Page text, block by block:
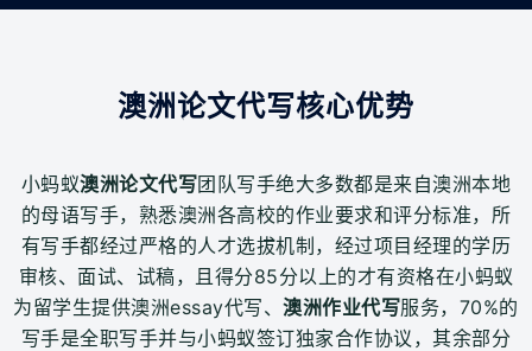
澳洲论文代写核心优势
小蚂蚁澳洲论文代写团队写手绝大多数都是来自澳洲本地
的母语写手，熟悉澳洲各高校的作业要求和评分标准，所
有写手都经过严格的人才选拔机制，经过项目经理的学历
审核、面试、试稿，且得分85分以上的才有资格在小蚂蚁
为留学生提供澳洲essay代写、澳洲作业代写服务，70%的
写手是全职写手并与小蚂蚁签订独家合作协议，其余部分